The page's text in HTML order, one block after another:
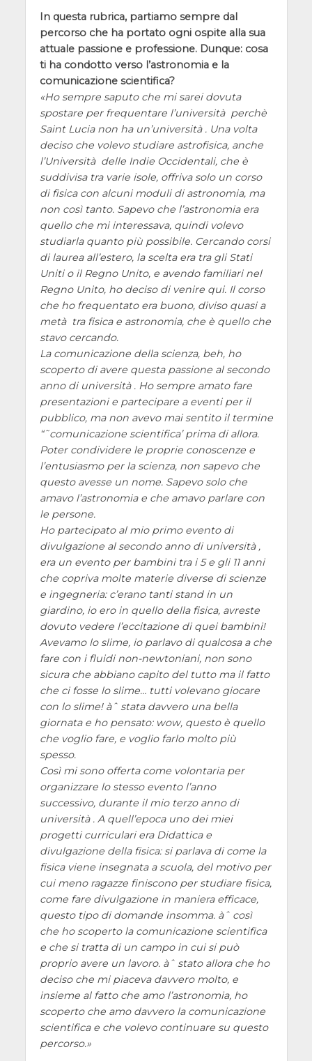
In questa rubrica, partiamo sempre dal
percorso che ha portato ogni ospite alla sua
attuale passione e professione. Dunque: cosa
ti ha condotto verso l’astronomia e la
comunicazione scientifica?
Ho sempre saputo che mi sarei dovuta
spostare per frequentare l’università perchè
Saint Lucia non ha un’università . Una volta
deciso che volevo studiare astrofisica, anche
l’Università delle Indie Occidentali, che è
suddivisa tra varie isole, offriva solo un corso
di fisica con alcuni moduli di astronomia, ma
non così tanto. Sapevo che l’astronomia era
quello che mi interessava, quindi volevo
studiarla quanto più possibile. Cercando corsi
di laurea all’estero, la scelta era tra gli Stati
Uniti o il Regno Unito, e avendo familiari nel
Regno Unito, ho deciso di venire qui. Il corso
che ho frequentato era buono, diviso quasi a
metà tra fisica e astronomia, che è quello che
stavo cercando.
La comunicazione della scienza, beh, ho
scoperto di avere questa passione al secondo
anno di università . Ho sempre amato fare
presentazioni e partecipare a eventi per il
pubblico, ma non avevo mai sentito il termine
“˜comunicazione scientifica’ prima di allora.
Poter condividere le proprie conoscenze e
l’entusiasmo per la scienza, non sapevo che
questo avesse un nome. Sapevo solo che
amavo l’astronomia e che amavo parlare con
le persone.
Ho partecipato al mio primo evento di
divulgazione al secondo anno di università ,
era un evento per bambini tra i 5 e gli 11 anni
che copriva molte materie diverse di scienze
e ingegneria: c’erano tanti stand in un
giardino, io ero in quello della fisica, avreste
dovuto vedere l’eccitazione di quei bambini!
Avevamo lo slime, io parlavo di qualcosa a che
fare con i fluidi non-newtoniani, non sono
sicura che abbiano capito del tutto ma il fatto
che ci fosse lo slime… tutti volevano giocare
con lo slime! àˆ stata davvero una bella
giornata e ho pensato: wow, questo è quello
che voglio fare, e voglio farlo molto più
spesso.
Così mi sono offerta come volontaria per
organizzare lo stesso evento l’anno
successivo, durante il mio terzo anno di
università . A quell’epoca uno dei miei
progetti curriculari era Didattica e
divulgazione della fisica: si parlava di come la
fisica viene insegnata a scuola, del motivo per
cui meno ragazze finiscono per studiare fisica,
come fare divulgazione in maniera efficace,
questo tipo di domande insomma. àˆ così
che ho scoperto la comunicazione scientifica
e che si tratta di un campo in cui si può
proprio avere un lavoro. àˆ stato allora che ho
deciso che mi piaceva davvero molto, e
insieme al fatto che amo l’astronomia, ho
scoperto che amo davvero la comunicazione
scientifica e che volevo continuare su questo
percorso.